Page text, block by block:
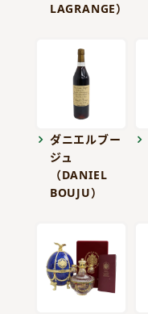
LAGRANGE）
ダニエルブー
ジュ
（DANIEL
BOUJU）